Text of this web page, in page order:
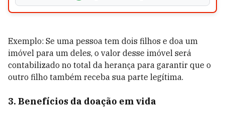
Exemplo: Se uma pessoa tem dois filhos e doa um
imóvel para um deles, o valor desse imóvel será
contabilizado no total da herança para garantir que o
outro filho também receba sua parte legítima.
3. Benefícios da doação em vida